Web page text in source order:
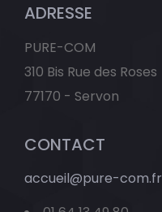
ADRESSE
PURE-COM
310 Bis Rue des Roses
77170 - Servon
CONTACT
accueil@pure-com.fr